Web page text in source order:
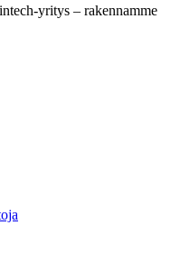
yritys – rakennamme